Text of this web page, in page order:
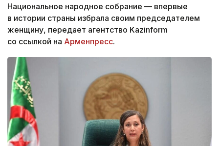
Национальное народное собрание — впервые
в истории страны избрала своим председателем
женщину, передает агентство Kazinform
со ссылкой на Арменпресс.